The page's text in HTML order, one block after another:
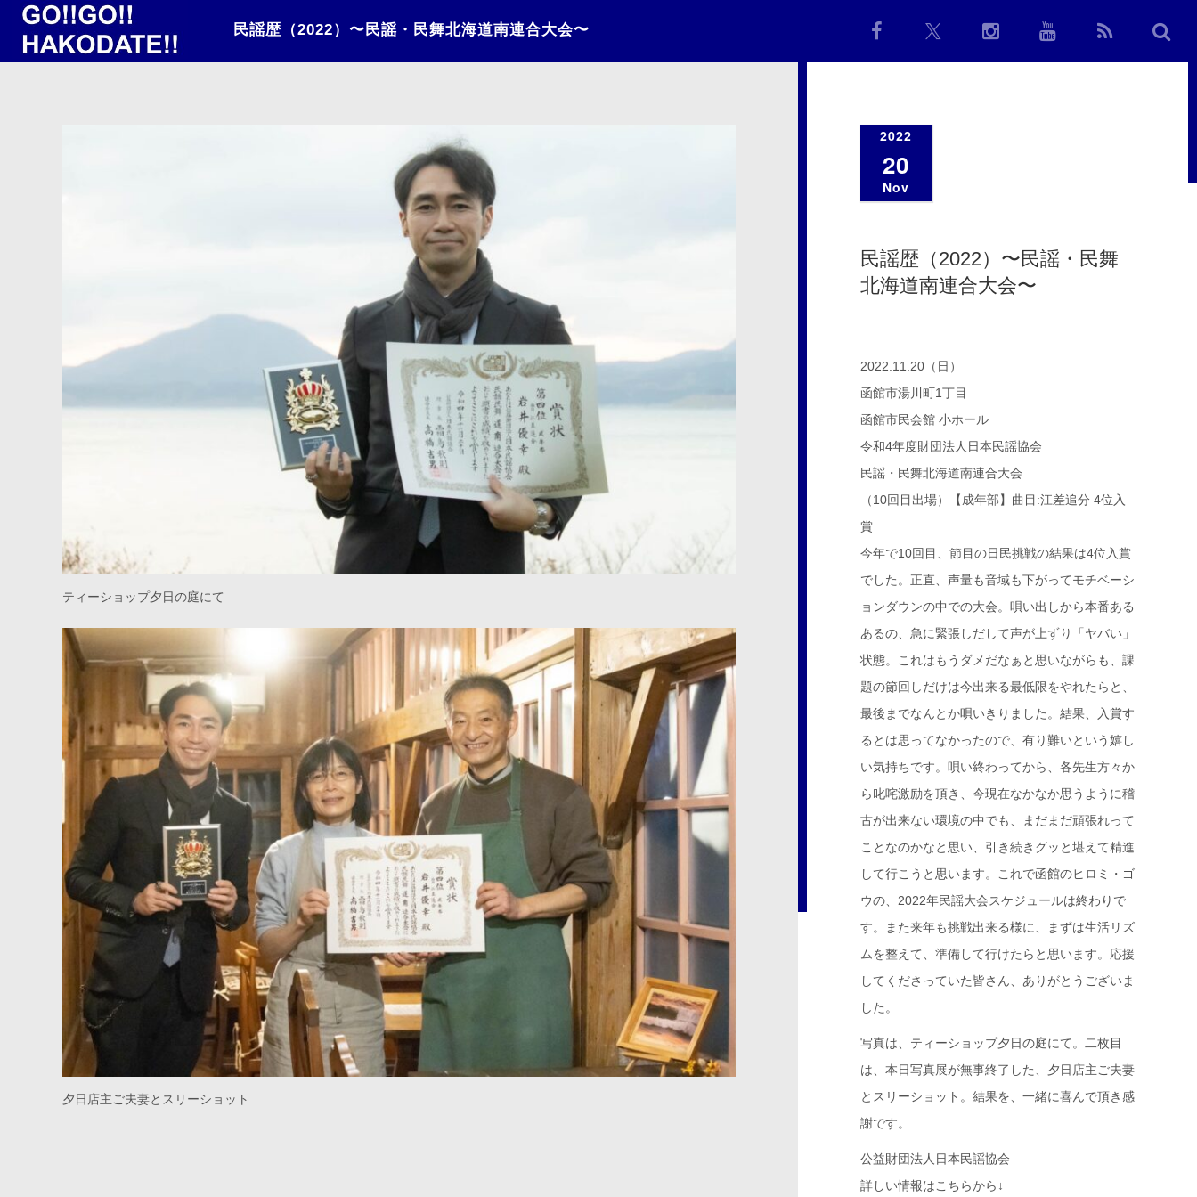
民謡歴（2022）〜民謡・民舞北海道南連合大会〜
ティーショップ夕日の庭にて
夕日店主ご夫妻とスリーショット
2022
20
Nov
民謡歴（2022）〜民謡・民舞
北海道南連合大会〜
2022.11.20（日）
函館市湯川町1丁目
函館市民会館 小ホール
令和4年度財団法人日本民謡協会
民謡・民舞北海道南連合大会
（10回目出場）【成年部】曲目:江差追分 4位入
賞
今年で10回目、節目の日民挑戦の結果は4位入賞
でした。正直、声量も音域も下がってモチベーシ
ョンダウンの中での大会。唄い出しから本番ある
あるの、急に緊張しだして声が上ずり「ヤバい」
状態。これはもうダメだなぁと思いながらも、課
題の節回しだけは今出来る最低限をやれたらと、
最後までなんとか唄いきりました。結果、入賞す
るとは思ってなかったので、有り難いという嬉し
い気持ちです。唄い終わってから、各先生方々か
ら叱咤激励を頂き、今現在なかなか思うように稽
古が出来ない環境の中でも、まだまだ頑張れって
ことなのかなと思い、引き続きグッと堪えて精進
して行こうと思います。これで函館のヒロミ・ゴ
ウの、2022年民謡大会スケジュールは終わりで
す。また来年も挑戦出来る様に、まずは生活リズ
ムを整えて、準備して行けたらと思います。応援
してくださっていた皆さん、ありがとうございま
した。
写真は、ティーショップ夕日の庭にて。二枚目
は、本日写真展が無事終了した、夕日店主ご夫妻
とスリーショット。結果を、一緒に喜んで頂き感
謝です。
公益財団法人日本民謡協会
詳しい情報はこちらから↓